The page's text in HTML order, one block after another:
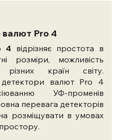
Pro 4
4 відрізняє простота в
розміри, можливість
різних країн світу.
детектори валют Pro 4
УФ-променів
перевага детекторів
розміщувати в умовах